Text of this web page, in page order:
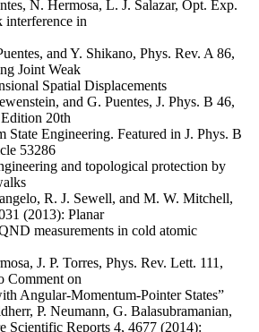
N. Hermosa, L. J. Salazar, Opt. Exp.
interference in
and Y. Shikano, Phys. Rev. A 86,
Joint Weak
Spatial Displacements
and G. Puentes, J. Phys. B 46,
20th
State Engineering. Featured in J. Phys. B
53286
and topological protection by
R. J. Sewell, and M. W. Mitchell,
(2013): Planar
measurements in cold atomic
J. P. Torres, Phys. Rev. Lett. 111,
Comment on
Angular-Momentum-Pointer States”
P. Neumann, G. Balasubramanian,
Scientific Reports 4, 4677 (2014):